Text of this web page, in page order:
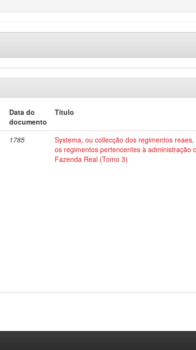
Data do
documento
Título
1785
Systema, ou collecção dos regimentos reaes,
os regimentos pertencentes à administração
Fazenda Real (Tomo 3)